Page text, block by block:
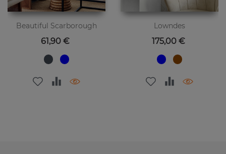
Beautiful Scarborough
Preis
61,90 €
Lowndes
Preis
175,00 €